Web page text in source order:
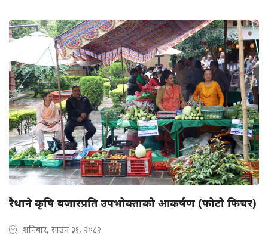
रैथाने कृषि बजारप्रति उपभोक्ताको आकर्षण (फोटो फिचर)
शनिबार, साउन ३१, २०८२